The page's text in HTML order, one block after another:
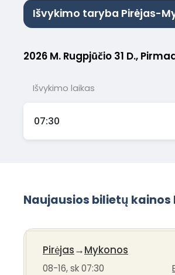
Išvykimo taryba Pirėjas-
2026 M. Rugpjūčio 31 D.,
Išvykimo laikas
07:30
Naujausios bilietų
Pirėjas→Mykonos
08-16, sk 07:30